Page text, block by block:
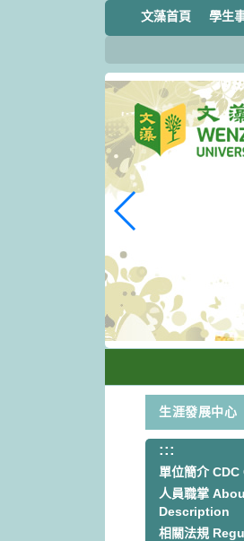
文藻首頁 學生
生涯發展中心
:::
單位簡介
人員職掌
Description
相關法規